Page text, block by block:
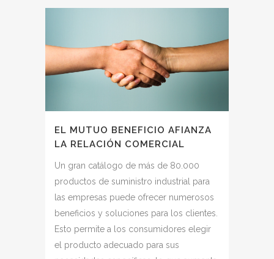
EL MUTUO BENEFICIO AFIANZA
LA RELACIÓN COMERCIAL
Un gran catálogo de más de 80.000
productos de suministro industrial para
las empresas puede ofrecer numerosos
beneficios y soluciones para los clientes.
Esto permite a los consumidores elegir
el producto adecuado para sus